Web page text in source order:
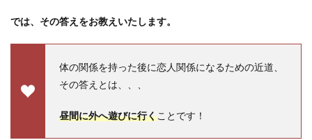
では、その答えをお教えいたします。
体の関係を持った後に恋人関係になるための近道、
その答えとは、、、
昼間に外へ遊びに行くことです！